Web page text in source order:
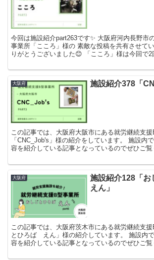
今回は施設紹介part263です✨ 大阪府河内長野市
事業所「こころ」様の 素敵な投稿を共有させて
りがとうございました😊 「こころ」様は今回で2
大阪府 施設紹介378「
この記事では、大阪府大阪市にある就労継続支
「CNC_Job's」様の紹介をしています。 施設内
容を紹介している記事となっているのでぜひご覧
大阪府
施設紹介128「
えん」
この記事では、大阪府茨木市にある就労継続支
とひろば えん」様の紹介しています。 施設内
容を紹介している記事となっているのでぜひご覧